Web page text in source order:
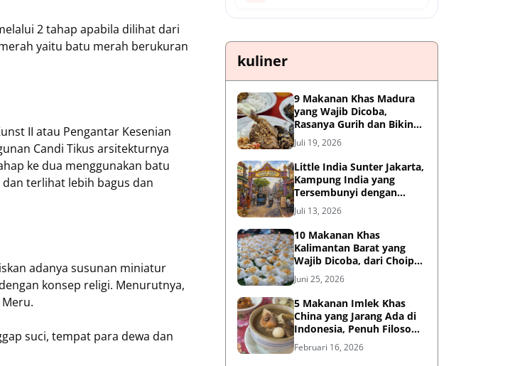
2 tahap apabila dilihat dari
yaitu batu merah berukuran
II atau Pengantar Kesenian
Candi Tikus arsitekturnya
ke dua menggunakan batu
terlihat lebih bagus dan
adanya susunan miniatur
konsep religi. Menurutnya,
suci, tempat para dewa dan
kuliner
9 Makanan Khas Madura
yang Wajib Dicoba,
Rasanya Gurih dan Bikin
Nagih
Juli 19, 2026
Little India Sunter Jakarta,
Kampung India yang
Tersembunyi dengan
Sejarah Panjang dan
Kuliner Autentik
Juli 13, 2026
10 Makanan Khas
Kalimantan Barat yang
Wajib Dicoba, dari Choipan
hingga Sotong Pangkong
Juni 25, 2026
5 Makanan Imlek Khas
China yang Jarang Ada di
Indonesia, Penuh Filosofi
Keberuntungan
Februari 16, 2026